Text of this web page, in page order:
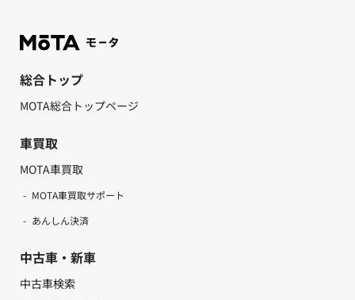
総合トップ
MOTA総合トップページ
車買取
MOTA車買取
MOTA車買取サポート
あんしん決済
中古車・新車
中古車検索